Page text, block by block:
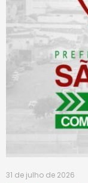
31 de julho de 2026